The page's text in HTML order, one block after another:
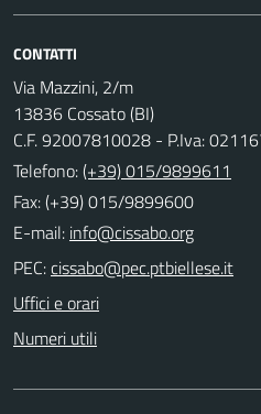
CONTATTI
Via Mazzini, 2/m
13836 Cossato (BI)
C.F. 92007810028 - P.Iva:
Telefono:(+39) 015/9899611
Fax: (+39) 015/9899600
E-mail:
PEC:
Uffici e orari
Numeri utili